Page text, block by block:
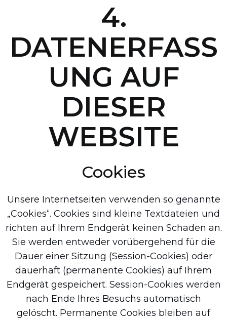
4.
DATENERFASS
UNG AUF
DIESER
WEBSITE
Cookies
Unsere Internetseiten verwenden so genannte
„Cookies“. Cookies sind kleine Textdateien und
richten auf Ihrem Endgerät keinen Schaden an.
Sie werden entweder vorübergehend für die
Dauer einer Sitzung (Session-Cookies) oder
dauerhaft (permanente Cookies) auf Ihrem
Endgerät gespeichert. Session-Cookies werden
nach Ende Ihres Besuchs automatisch
gelöscht. Permanente Cookies bleiben auf